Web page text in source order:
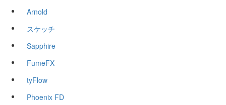
Arnold
スケッチ
Sapphire
FumeFX
tyFlow
Phoenix FD